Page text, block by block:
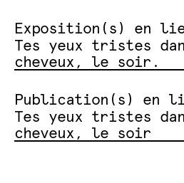
Exposition(s) en
Tes yeux tristes
cheveux, le soir.
Publication(s) en
Tes yeux tristes
cheveux, le soir